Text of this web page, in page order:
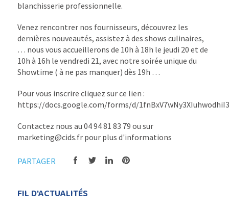
blanchisserie professionnelle.
Venez rencontrer nos fournisseurs, découvrez les
dernières nouveautés, assistez à des shows culinaires,
… nous vous accueillerons de 10h à 18h le jeudi 20 et de
10h à 16h le vendredi 21, avec notre soirée unique du
Showtime ( à ne pas manquer) dès 19h …
Pour vous inscrire cliquez sur ce lien :
https://docs.google.com/forms/d/
Contactez nous au 04 94 81 83 79 ou sur
marketing@cids.fr pour plus d'informations
PARTAGER
FIL D'ACTUALITÉS